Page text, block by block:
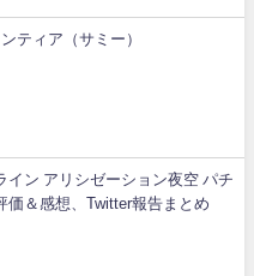
ティア（サミー）
イン アリシゼーション夜空 パチ
価＆感想、Twitter報告まとめ